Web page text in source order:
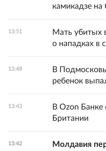
камикадзе на
13:51
Мать убитых
о нападках в
13:48
В
ребенок
13:43
В Ozon Банке
Британии
13:42
Молдавия